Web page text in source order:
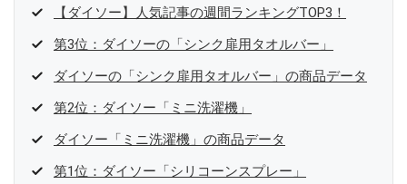
【ダイソー】人気記事の週間ランキングTOP3！
第3位：ダイソーの「シンク扉用タオルバー」
ダイソーの「シンク扉用タオルバー」の商品データ
第2位：ダイソー「ミニ洗濯機」
ダイソー「ミニ洗濯機」の商品データ
第1位：ダイソー「シリコーンスプレー」